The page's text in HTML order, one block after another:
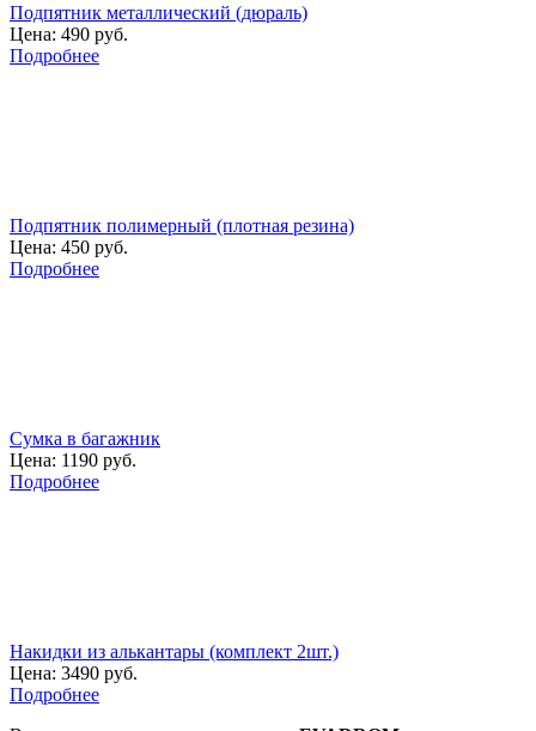
Подпятник металлический (дюраль)
Цена: 490 руб.
Подробнее
Подпятник полимерный (плотная резина)
Цена: 450 руб.
Подробнее
Сумка в багажник
Цена: 1190 руб.
Подробнее
Накидки из алькантары (комплект 2шт.)
Цена: 3490 руб.
Подробнее